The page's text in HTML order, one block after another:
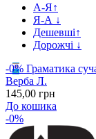
А-Я↑
Я-А ↓
Дешевші↑
Дорожчі ↓
-0% Граматика
Верба Л.
145,00 грн
До кошика
-0%